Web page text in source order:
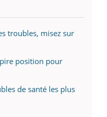
troubles, misez sur
position pour
de santé les plus